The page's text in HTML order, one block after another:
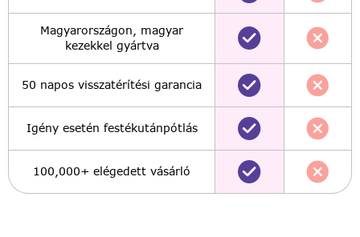
Magyarországon, magyar
kezekkel gyártva
50 napos visszatérítési garancia
Igény esetén festékutánpótlás
100,000+ elégedett vásárló